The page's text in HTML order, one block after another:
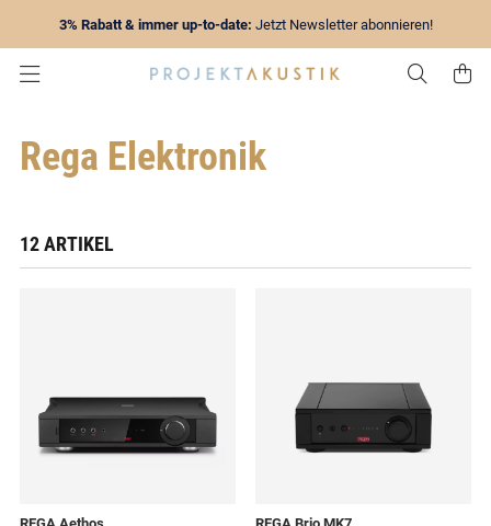
3% Rabatt & immer up-to-date: Jetzt Newsletter abonnieren!
Zur
Rega Elektronik
12 ARTIKEL